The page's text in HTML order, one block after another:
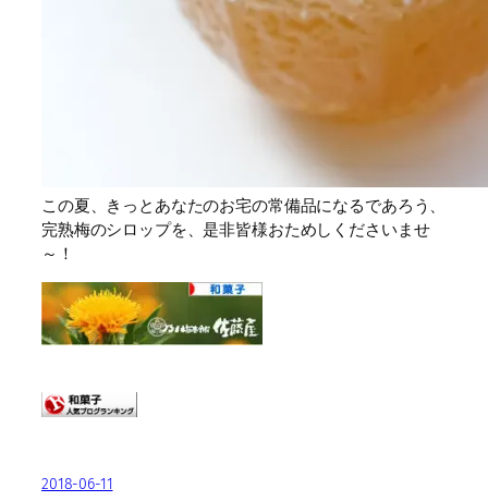
この夏、きっとあなたのお宅の常備品になるであろう、
完熟梅のシロップを、是非皆様おためしくださいませ
～！
2018-06-11